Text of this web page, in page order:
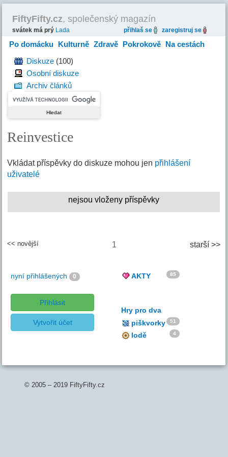
FiftyFifty.cz, společenský magazín
svátek má prý Lada přihlaš se zaregistruj se
Po domácku Kulturně Zdravě Pokrokově Na cestách
HravěDiskuze (100)
Osobní diskuze
Archiv článků
Reinvestice
Vkládat příspěvky do diskuze mohou jen přihlášení
uživatelé
nejsou vloženy příspěvky
starší >>
<< novější 1
nyní přihlášených 0
Přihlásit
Vytvořit účet
AKTY 85
Hry pro dva
piškvorky
51
lodě 4
© 2005 – 2019 FiftyFifty.cz